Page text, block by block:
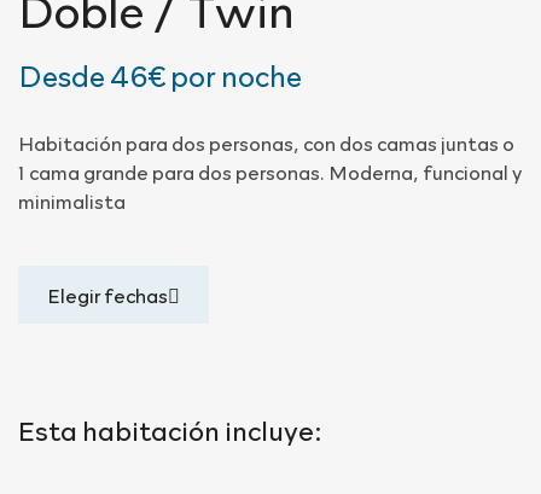
Desde46€por noche
Habitación para dos personas, con dos camas juntas o
1 cama grande para dos personas. Moderna, funcional y
minimalista
Elegir fechas
Esta habitación incluye: